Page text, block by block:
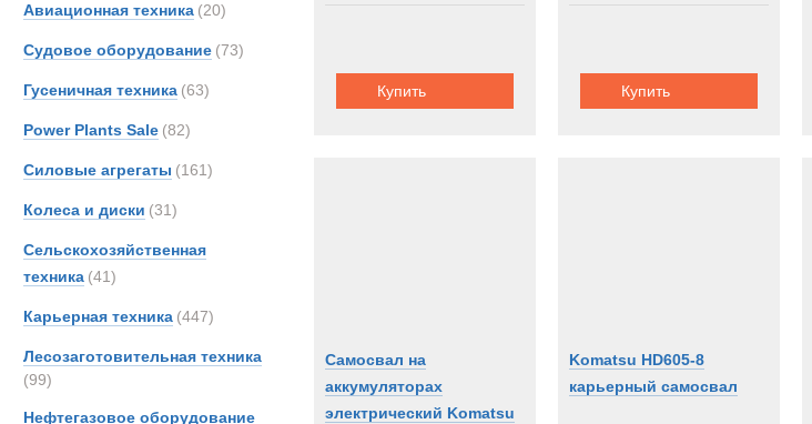
Авиационная техника (20)
Судовое оборудование (73)
Гусеничная техника (63)
Power Plants Sale (82)
Силовые агрегаты (161)
Колеса и диски (31)
Сельскохозяйственная
техника (41)
Карьерная техника (447)
Лесозаготовительная техника
(99)
Нефтегазовое оборудование
Sisu
TATRA
Купить Купить
Самосвал на
аккумуляторах
электрический Komatsu
Komatsu HD605-8
карьерный самосвал